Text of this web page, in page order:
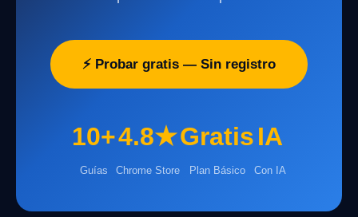
⚡ Probar gratis — Sin registro
10+
Guías
4.8★
Chrome Store
Gratis
Plan Básico
IA
Con IA